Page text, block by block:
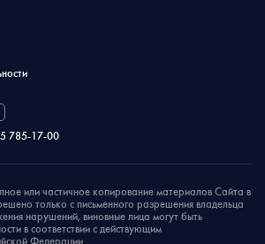
785-17-00
или частичное копирование материалов Сайта в
только с письменного разрешения владельца
нарушений, виновные лица могут быть
в соответствии с действующим
Федерации.